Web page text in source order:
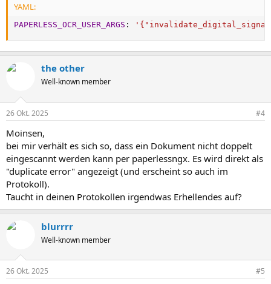
YAML:
PAPERLESS_OCR_USER_ARGS :
the other
Well-known member
26 Okt. 2025 #4
Moinsen,
bei mir verhält es sich so, dass ein Dokument nicht doppelt
eingescannt werden kann per paperlessngx. Es wird direkt als
"duplicate error" angezeigt (und erscheint so auch im
Protokoll).
Taucht in deinen Protokollen irgendwas Erhellendes auf?
blurrrr
Well-known member
26 Okt. 2025 #5